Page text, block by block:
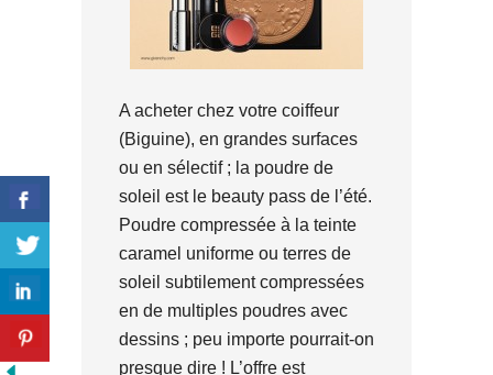
A acheter chez votre coiffeur
(Biguine), en grandes surfaces
ou en sélectif ; la poudre de
soleil est le beauty pass de l’été.
Poudre compressée à la teinte
caramel uniforme ou terres de
soleil subtilement compressées
en de multiples poudres avec
dessins ; peu importe pourrait-on
presque dire ! L’offre est